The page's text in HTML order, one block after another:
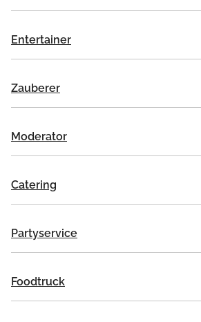
Entertainer
Zauberer
Moderator
Catering
Partyservice
Foodtruck